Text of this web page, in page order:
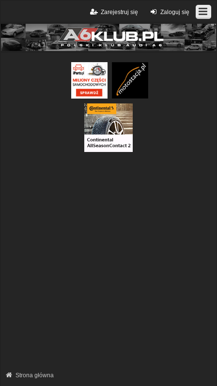
Zaloguj się
Zarejestruj się
Strona główna